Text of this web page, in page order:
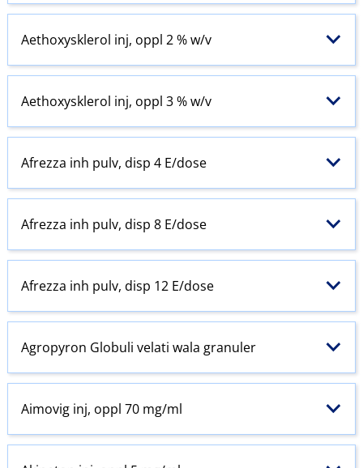
Aethoxysklerol inj, oppl 2 % w​/​v
Aethoxysklerol inj, oppl 3 % w​/​v
Afrezza inh pulv, disp 4 E​/​dose
Afrezza inh pulv, disp 8 E​/​dose
Afrezza inh pulv, disp 12 E​/​dose
Agropyron Globuli velati wala granuler
Aimovig inj, oppl 70 mg/ml